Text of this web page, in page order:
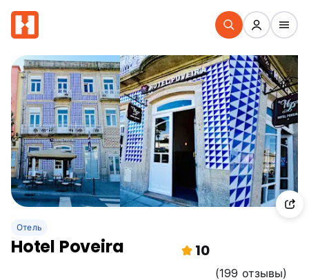
Отель
Hotel Poveira 10
(199 отзывы)